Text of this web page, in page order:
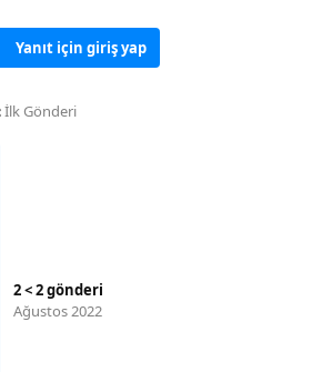
Yanıt için giriş yap
İlk Gönderi
2<2gönderi
Ağustos 2022